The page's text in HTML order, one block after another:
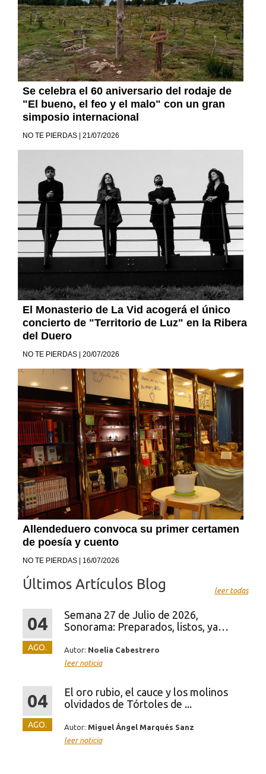
Se celebra el 60 aniversario del rodaje de
"El bueno, el feo y el malo" con un gran
simposio internacional
NO TE PIERDAS | 21/07/2026
El Monasterio de La Vid acogerá el único
concierto de "Territorio de Luz" en la Ribera
del Duero
NO TE PIERDAS | 20/07/2026
Allendeduero convoca su primer certamen
de poesía y cuento
NO TE PIERDAS | 16/07/2026
Últimos Artículos Blog leer todas
04
AGO.
Semana 27 de Julio de 2026,
Sonorama: Preparados, listos, ya…
Autor: Noelia Cabestrero
leer noticia
04
AGO.
El oro rubio, el cauce y los molinos
olvidados de Tórtoles de ...
Autor: Miguel Ángel Marqués Sanz
leer noticia